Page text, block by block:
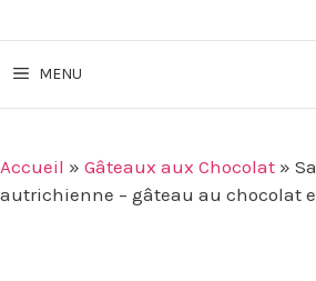
MENU
Accueil » Gâteaux aux Chocolat »
autrichienne – gâteau au chocolat